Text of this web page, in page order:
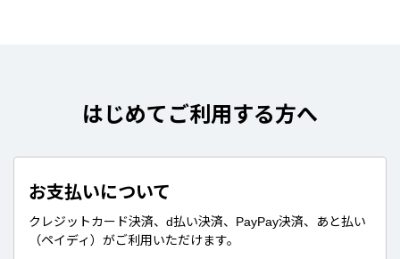
はじめてご利用する方へ
お支払いについて
クレジットカード決済、d払い決済、PayPay決済、あと払い
（ペイディ）がご利用いただけます。